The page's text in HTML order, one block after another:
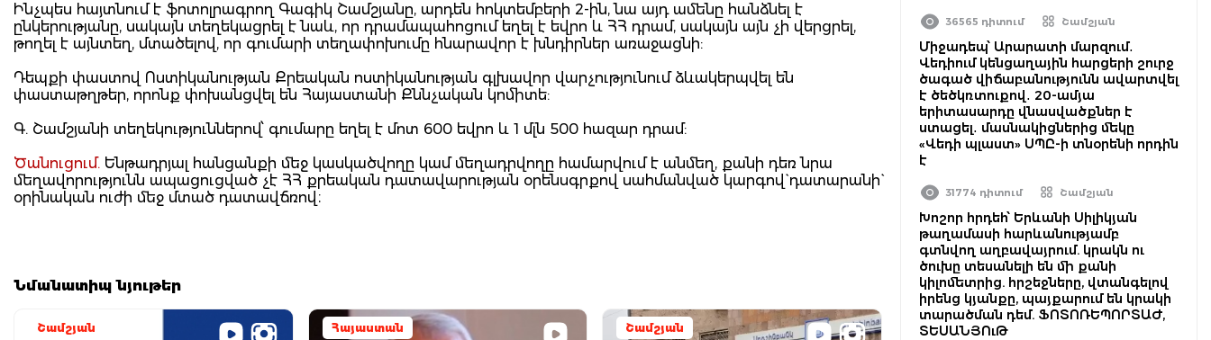
Ինչպես հայտնում է ֆոտոլրագրող Գագիկ Շամշյանը, արդեն հոկտեմբերի 2-ին, նա այդ ամենը հանձնել է
ընկերությանը, սակայն տեղեկացրել է նաև, որ դրամապահոցում եղել է եվրո և ՀՀ դրամ, սակայն այն չի վերցրել,
թողել է այնտեղ, մտածելով, որ գումարի տեղափոխումը հնարավոր է խնդիրներ առաջացնի:
Դեպքի փաստով Ոստիկանության Քրեական ոստիկանության գլխավոր վարչությունում ձևակերպվել են
փաստաթղթեր, որոնք փոխանցվել են Հայաստանի Քննչական կոմիտե:
Գ. Շամշյանի տեղեկություններով՝ գումարը եղել է մոտ 600 եվրո և 1 մլն 500 հազար դրամ:
Ծանուցում. Ենթադրյալ հանցանքի մեջ կասկածվողը կամ մեղադրվողը համարվում է անմեղ, քանի դեռ նրա
մեղավորությունն ապացուցված չէ ՀՀ քրեական դատավարության օրենսգրքով սահմանված կարգով` դատարանի`
օրինական ուժի մեջ մտած դատավճռով։
Նմանատիպ նյութեր
Շամշյան Հայաստան Շամշյան
36565 դիտում Շամշյան
Միջադեպ՝ Արարատի մարզում․
Վեդիում կենցաղային հարցերի շուրջ
ծագած վիճաբանությունն ավարտվել
է ծեծկռտուքով․ 20-ամյա
երիտասարդը վնասվածքներ է
ստացել․ մասնակիցներից մեկը
«Վեդի պլաստ» ՍՊԸ-ի տնօրենի որդին
է
31774 դիտում Շամշյան
Խոշոր հրդեհ՝ Երևանի Սիլիկյան
թաղամասի հարևանությամբ
գտնվող աղբավայրում. կրակն ու
ծուխը տեսանելի են մի քանի
կիլոմետրից. հրշեջները, վտանգելով
իրենց կյանքը, պայքարում են կրակի
տարածման դեմ. ՖՈՏՈՌԵՊՈՐՏԱԺ,
ՏԵՍԱՆՅՈւԹ